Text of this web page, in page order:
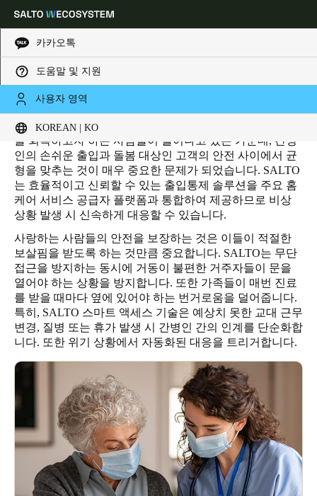
카카오톡
도움말 및 지원
사용자 영역
KOREAN | KO
Global
Korean|Korean
中文
Korean
KoreanEnglish
Singapore
English
Vietnam
English
Japan
HOME INDUSTRIES
홈 케어/생활지원시설
시설이 아닌 자택에서 여생을 보내고 치료를 받으며 건강
을 회복하고자 하는 사람들이 늘어나고 있는 가운데, 간병
인의 손쉬운 출입과 돌봄 대상인 고객의 안전 사이에서 균
형을 맞추는 것이 매우 중요한 문제가 되었습니다. SALTO
는 효율적이고 신뢰할 수 있는 출입통제 솔루션을 주요 홈
케어 서비스 공급자 플랫폼과 통합하여 제공하므로 비상
상황 발생 시 신속하게 대응할 수 있습니다.
사랑하는 사람들의 안전을 보장하는 것은 이들이 적절한
보살핌을 받도록 하는 것만큼 중요합니다. SALTO는 무단
접근을 방지하는 동시에 거동이 불편한 거주자들이 문을
열어야 하는 상황을 방지합니다. 또한 가족들이 매번 진료
를 받을 때마다 옆에 있어야 하는 번거로움을 덜어줍니다.
특히, SALTO 스마트 액세스 기술은 예상치 못한 교대 근무
변경, 질병 또는 휴가 발생 시 간병인 간의 인계를 단순화합
니다. 또한 위기 상황에서 자동화된 대응을 트리거합니다.